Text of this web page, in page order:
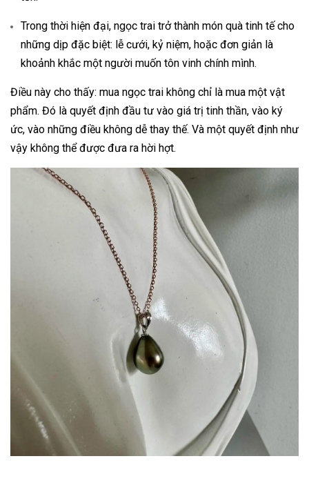
Trong thời hiện đại, ngọc trai trở thành món quà tinh tế cho
những dịp đặc biệt: lễ cưới, kỷ niệm, hoặc đơn giản là
khoảnh khắc một người muốn tôn vinh chính mình.
Điều này cho thấy: mua ngọc trai không chỉ là mua một vật
phẩm. Đó là quyết định đầu tư vào giá trị tinh thần, vào ký
ức, vào những điều không dễ thay thế. Và một quyết định như
vậy không thể được đưa ra hời hợt.